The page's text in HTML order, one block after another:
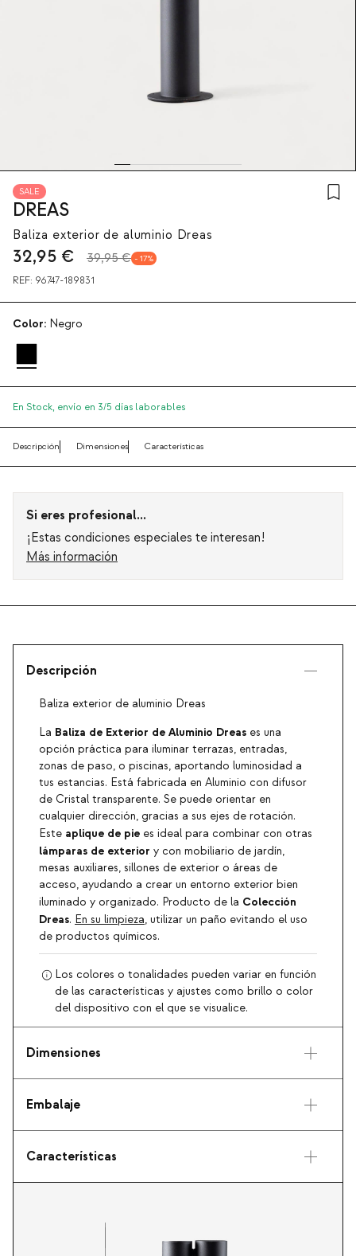
SALE
DREAS
Baliza exterior de aluminio Dreas
32,95 € 39,95 € 17
REF: 96747-189831
Color: Negro
En Stock, envío en 3/5 días laborables
Descripción Dimensiones Características
Si eres profesional...
¡Estas condiciones especiales te interesan!
Más información
Descripción
Baliza exterior de aluminio Dreas
La Baliza de Exterior de Aluminio Dreas es una
opción práctica para iluminar terrazas, entradas,
zonas de paso, o piscinas, aportando luminosidad a
tus estancias. Está fabricada en Aluminio con difusor
de Cristal transparente. Se puede orientar en
cualquier dirección, gracias a sus ejes de rotación.
Este aplique de pie es ideal para combinar con otras
lámparas de exterior y con mobiliario de jardín,
mesas auxiliares, sillones de exterior o áreas de
acceso, ayudando a crear un entorno exterior bien
iluminado y organizado. Producto de la Colección
Dreas. En su limpieza, utilizar un paño evitando el uso
de productos químicos.
Los colores o tonalidades pueden variar en función
de las características y ajustes como brillo o color
del dispositivo con el que se visualice.
Dimensiones
Embalaje
Características